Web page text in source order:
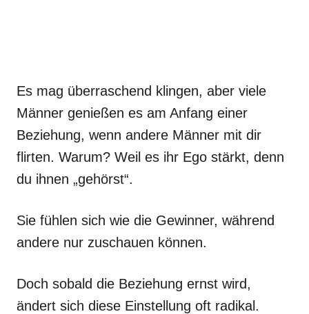
Es mag überraschend klingen, aber viele
Männer genießen es am Anfang einer
Beziehung, wenn andere Männer mit dir
flirten. Warum? Weil es ihr Ego stärkt, denn
du ihnen „gehörst“.
Sie fühlen sich wie die Gewinner, während
andere nur zuschauen können.
Doch sobald die Beziehung ernst wird,
ändert sich diese Einstellung oft radikal.